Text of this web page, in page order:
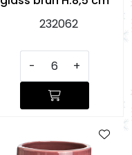
232062
- +